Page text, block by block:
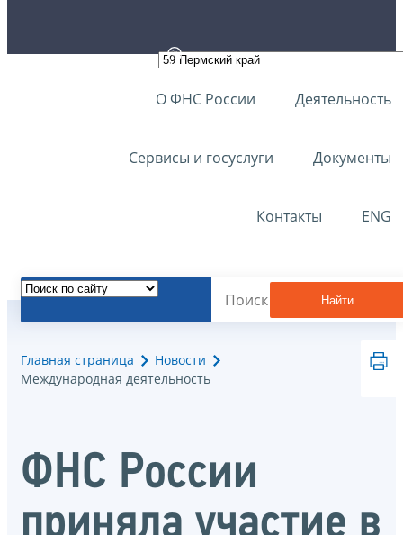
О ФНС России Деятельность
Сервисы и госуслуги Документы
Контакты ENG
Найти
Главная страница
Новости
Международная деятельность
ФНС России
приняла участие в